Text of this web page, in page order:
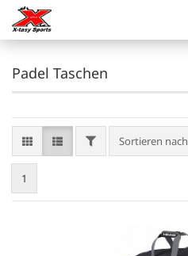
Padel Taschen
FILTERSortieren nach
Sortieren nach
1